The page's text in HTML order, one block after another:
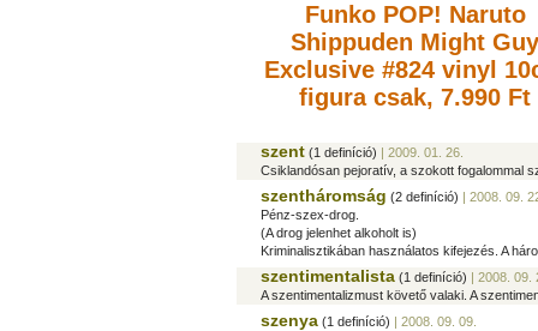
Funko POP! Naruto
Shippuden Might Guy
Exclusive #824 vinyl
figuracsak, 7.990 Ft
szent (1 definíció) | 2009. 01. 26.
Csiklandósan pejoratív, a szokott fogalommal
szentháromság (2 definíció) | 2008. 09.
Pénz-szex-drog.
(A drog jelenhet alkoholt is)
Kriminalisztikában használatos kifejezés. A
szentimentalista (1 definíció) | 2008. 09.
A szentimentalizmust követő valaki. A
szenya (1 definíció) | 2008. 09. 09.